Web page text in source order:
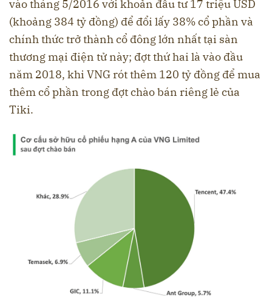
vào tháng 5/2016 với khoản đầu tư 17 triệu USD
(khoảng 384 tỷ đồng) để đổi lấy 38% cổ phần và
chính thức trở thành cổ đông lớn nhất tại sàn
thương mại điện tử này; đợt thứ hai là vào đầu
năm 2018, khi VNG rót thêm 120 tỷ đồng để mua
thêm cổ phần trong đợt chào bán riêng lẻ của
Tiki.